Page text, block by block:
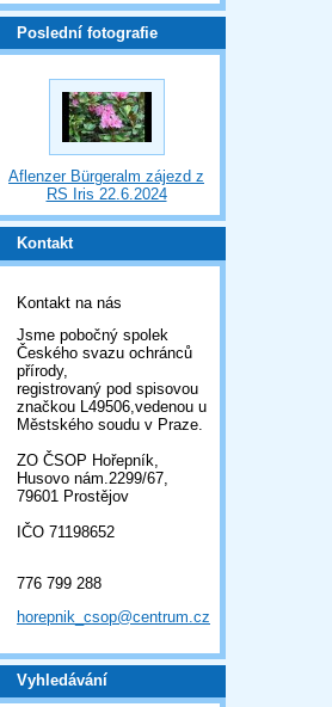
Poslední fotografie
Aflenzer Bürgeralm zájezd z
RS Iris 22.6.2024
Kontakt
Kontakt na nás
Jsme pobočný spolek
Českého svazu ochránců
přírody,
registrovaný pod spisovou
značkou L49506,vedenou u
Městského soudu v Praze.
ZO ČSOP Hořepník,
Husovo nám.2299/67,
79601 Prostějov
IČO 71198652
776 799 288
horepnik_csop@centrum.cz
Vyhledávání